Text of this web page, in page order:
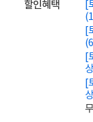
할인혜택
[
[
[
[